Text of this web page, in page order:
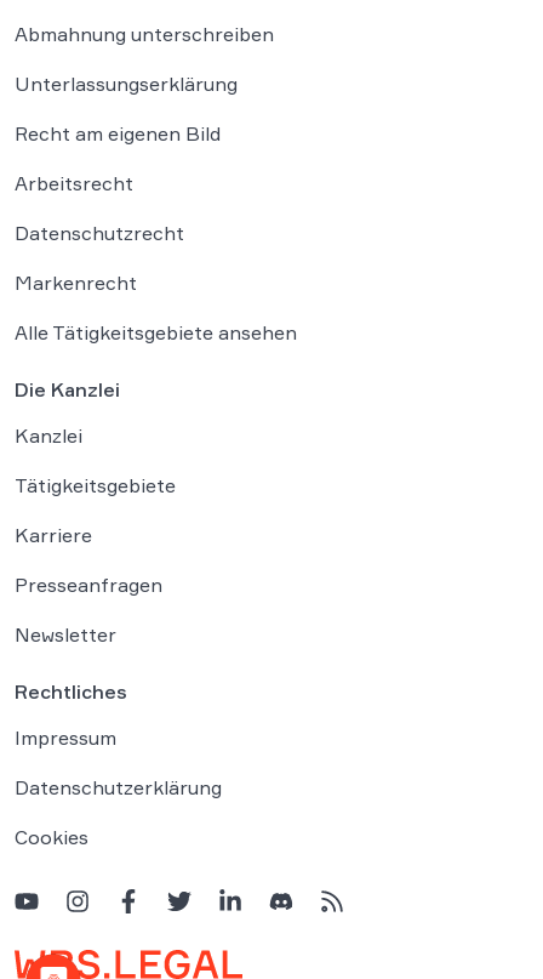
Abmahnung unterschreiben
Unterlassungserklärung
Recht am eigenen Bild
Arbeitsrecht
Datenschutzrecht
Markenrecht
Alle Tätigkeitsgebiete ansehen
Die Kanzlei
Kanzlei
Tätigkeitsgebiete
Karriere
Presseanfragen
Newsletter
Rechtliches
Impressum
Datenschutzerklärung
Cookies